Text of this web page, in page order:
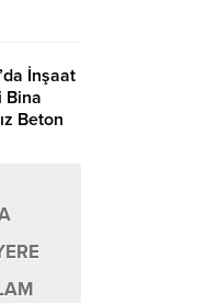
İnşaat
Bina
Beton